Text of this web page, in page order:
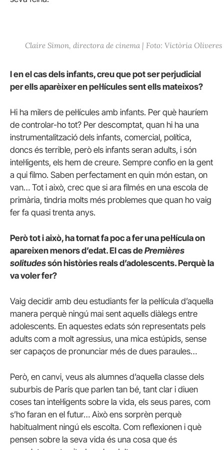
Claire Simon, directora de cinema | Foto: Victòria Oliveres
I en el cas dels infants, creu que pot ser perjudicial
per ells aparèixer en pel·lícules sent ells mateixos?
Hi ha milers de pel·lícules amb infants. Per què hauríem
de controlar-ho tot? Per descomptat, quan hi ha una
instrumentalització dels infants, comercial, política,
doncs és terrible, però els infants seran adults, i són
intel·ligents, els hem de creure. Sempre confio en la gent
a qui filmo. Saben perfectament en quin món estan, on
van… Tot i això, crec que si ara filmés en una escola de
primària, tindria molts més problemes que quan ho vaig
fer fa quasi trenta anys.
Però tot i això, ha tornat fa poc a fer una pel·lícula on
apareixen menors d’edat. El cas dePremières
solitudessón històries reals d’adolescents. Perquè la
va voler fer?
Vaig decidir amb deu estudiants fer la pel·lícula d’aquella
manera perquè ningú mai sent aquells diàlegs entre
adolescents. En aquestes edats són representats pels
adults com a molt agressius, una mica estúpids, sense
ser capaços de pronunciar més de dues paraules…
Però, en canvi, veus als alumnes d’aquella classe dels
suburbis de París que parlen tan bé, tant clar i diuen
coses tan intel·ligents sobre la vida, els seus pares, com
s’ho faran en el futur… Això ens sorprèn perquè
habitualment ningú els escolta. Com reflexionen i què
pensen sobre la seva vida és una cosa que és